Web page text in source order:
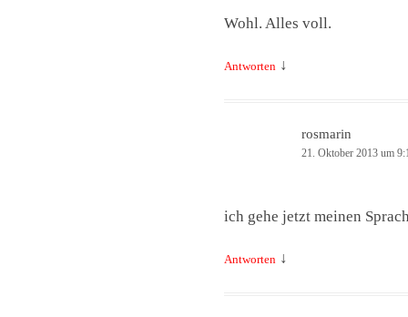
Wohl. Alles voll.
Antworten ↓
rosmarin
21. Oktober 2013 um
ich gehe jetzt meinen
Antworten ↓